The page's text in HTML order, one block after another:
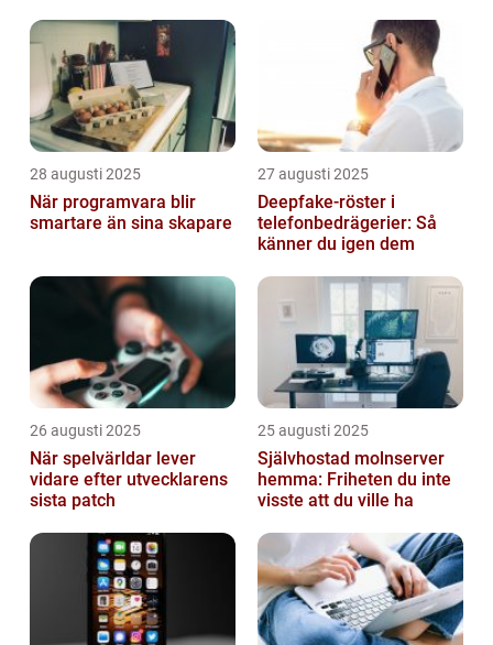
28 augusti 2025
När programvara blir
smartare än sina skapare
27 augusti 2025
Deepfake-röster i
telefonbedrägerier: Så
känner du igen dem
26 augusti 2025
När spelvärldar lever
vidare efter utvecklarens
sista patch
25 augusti 2025
Självhostad molnserver
hemma: Friheten du inte
visste att du ville ha